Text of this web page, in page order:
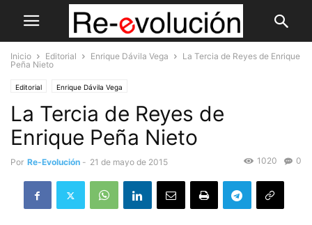
Inicio Editorial Enrique Dávila Vega
La Tercia de Reyes de Enrique
Peña Nieto
Editorial Enrique Dávila Vega
La Tercia de Reyes de
Enrique Peña Nieto
Por Re-Evolución - 21 de mayo de 2015 0
1020